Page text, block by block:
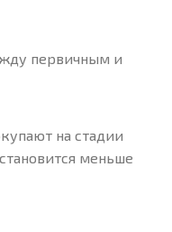
первичным и
на стадии
меньше